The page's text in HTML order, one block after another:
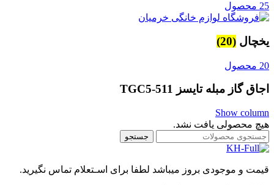
25 محصول
یخچال (20)
20 محصول
اجاق گاز مبله تایسز TGC5-511
Show column
هیچ محصولی یافت نشد.
جستجو
قیمت و موجودی بروز میباشد لطفا برای اسـتعلام تماس نگیرید.